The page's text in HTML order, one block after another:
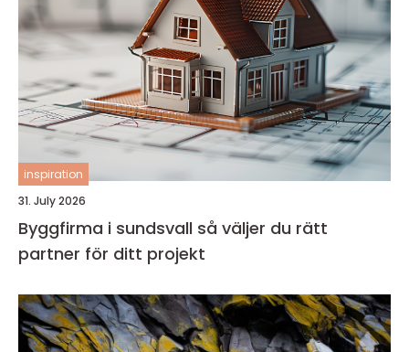
inspiration
31. July 2026
Byggfirma i sundsvall så väljer du rätt
partner för ditt projekt